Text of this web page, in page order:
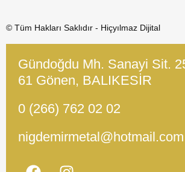
© Tüm Hakları Saklıdır - Hiçyılmaz Dijital
Gündoğdu Mh. Sanayi Sit.
61 Gönen, BALIKESİR
0 (266) 762 02 02
nigdemirmetal@hotmail.com